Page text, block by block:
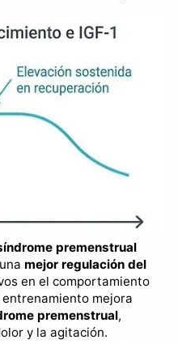
premenstrual
mejor regulación del
en el comportamiento
mejora
premenstrual,
y la agitación.